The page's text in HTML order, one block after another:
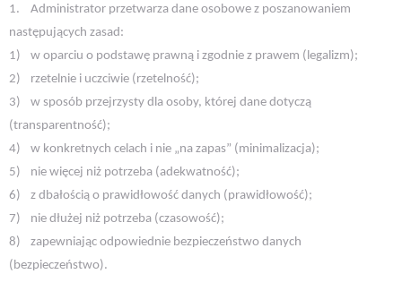
1.
Administrator przetwarza dane osobowe z poszanowaniem
następujących zasad:
1)
w oparciu o podstawę prawną i zgodnie z prawem (legalizm);
2)
rzetelnie i uczciwie (rzetelność);
3)
w sposób przejrzysty dla osoby, której dane dotyczą
(transparentność);
4)
w konkretnych celach i nie „na zapas” (minimalizacja);
5)
nie więcej niż potrzeba (adekwatność);
6)
z dbałością o prawidłowość danych (prawidłowość);
7)
nie dłużej niż potrzeba (czasowość);
8)
zapewniając odpowiednie bezpieczeństwo danych
(bezpieczeństwo).